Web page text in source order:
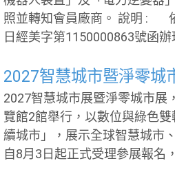
建立共同研發、PoC驗證及技
技館親身體驗。
照並轉知會員廠商。 說明 : 依據駐美國代表處經濟組115年7月29
日經美字第1150000863號函辦理。 美國聯邦通訊委員會（
器人裝置」（advanced
ower inverters）列入「涵蓋
部（DoW）或國土安全部（
oval）者，摘要如下： FCC表示，該項措施係依據行政部門跨部會國
安決定，認定相關外國製產品
2027智慧城市暨淨零城
2027智慧城市展暨淨零城市展
覽館2館舉行，以數位與綠色
續城市」，展示全球智慧城市
自8月3日起正式受理參展報名，